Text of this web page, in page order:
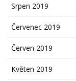
Srpen 2019
Červenec 2019
Červen 2019
Květen 2019